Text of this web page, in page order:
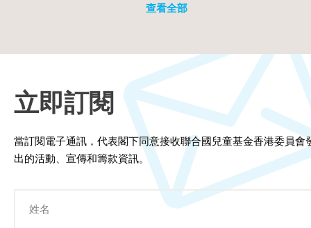
查看全部
立即訂閱
當訂閱電子通訊，代表閣下同意接收聯合國兒童基金香港委員會
出的活動、宣傳和籌款資訊。